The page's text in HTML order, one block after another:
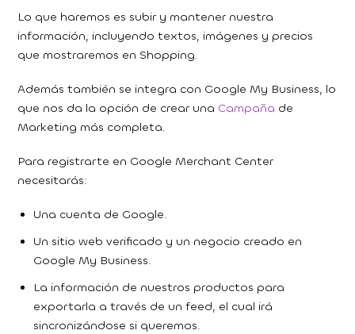
Lo que haremos es subir y mantener nuestra
información, incluyendo textos, imágenes y precios
que mostraremos en Shopping.
Además también se integra con Google My Business, lo
que nos da la opción de crear una Campaña de
Marketing más completa.
Para registrarte en Google Merchant Center
necesitarás:
Una cuenta de Google.
Un sitio web verificado y un negocio creado en
Google My Business.
La información de nuestros productos para
exportarla a través de un feed, el cual irá
sincronizándose si queremos.